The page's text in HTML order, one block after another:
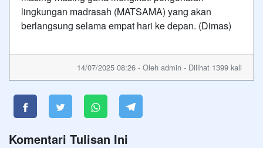
lingkungan madrasah (MATSAMA) yang akan
berlangsung selama empat hari ke depan. (Dimas)
14/07/2025 08:26 - Oleh admin - Dilihat 1399 kali
Komentari Tulisan Ini